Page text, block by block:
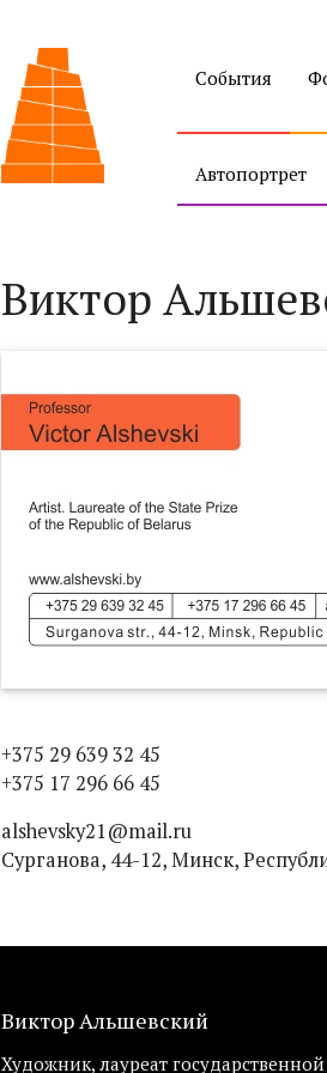
События
Автопортрет
Виктор
+375 29 639 32 45
+375 17 296 66 45
alshevsky21@mail.ru
Сурганова, 44-12, Минск,
Виктор Альшевский
Художник, лауреат